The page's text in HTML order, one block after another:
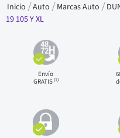
Inicio Auto Marcas Auto
19 105 Y XL
Envío
GRATIS(1)